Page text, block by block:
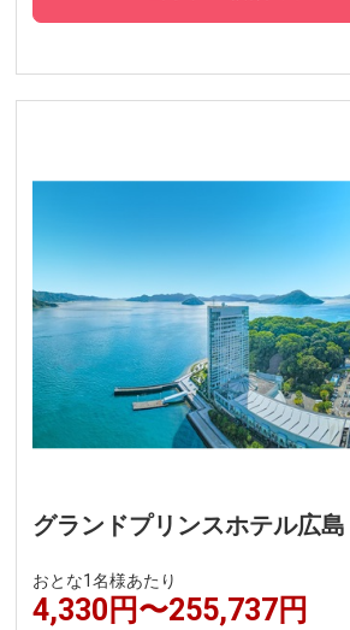
グランドプリンスホテル広島
おとな1名様あたり
4,330円〜255,737円